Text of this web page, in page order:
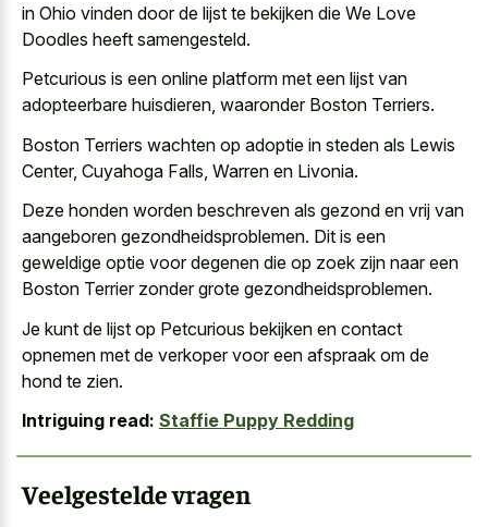
in Ohio vinden door de lijst te bekijken die We Love
Doodles heeft samengesteld.
Petcurious is een online platform met een lijst van
adopteerbare huisdieren, waaronder Boston Terriers.
Boston Terriers wachten op adoptie in steden als Lewis
Center, Cuyahoga Falls, Warren en Livonia.
Deze honden worden beschreven als gezond en vrij van
aangeboren gezondheidsproblemen. Dit is een
geweldige optie voor degenen die op zoek zijn naar een
Boston Terrier zonder grote gezondheidsproblemen.
Je kunt de lijst op Petcurious bekijken en contact
opnemen met de verkoper voor een afspraak om de
hond te zien.
Intriguing read: Staffie Puppy Redding
Veelgestelde vragen